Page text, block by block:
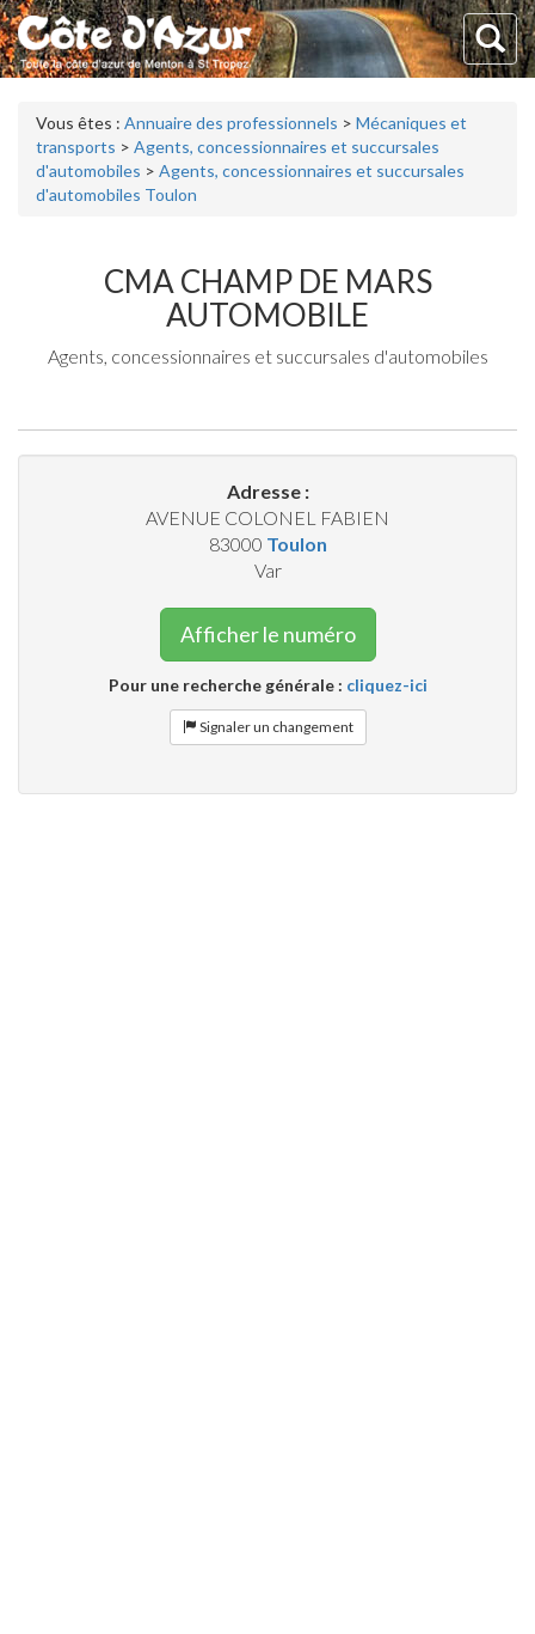
Vous êtes : Annuaire des professionnels > Mécaniques et
transports > Agents, concessionnaires et succursales
d'automobiles > Agents, concessionnaires et succursales
d'automobiles Toulon
CMA CHAMP DE MARS
AUTOMOBILE
Agents, concessionnaires et succursales d'automobiles
Adresse :
AVENUE COLONEL FABIEN
83000 Toulon
Var
Afficher le numéro
Pour une recherche générale : cliquez-ici
Signaler un changement